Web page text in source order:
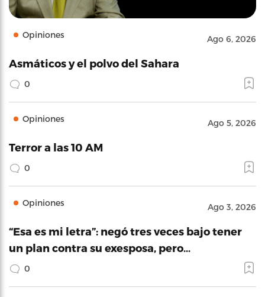
Opiniones Ago 6, 2026
Asmáticos y el polvo del Sahara
0
Opiniones Ago 5, 2026
Terror a las 10 AM
0
Opiniones Ago 3, 2026
“Esa es mi letra”: negó tres veces bajo tener
un plan contra su exesposa, pero…
0